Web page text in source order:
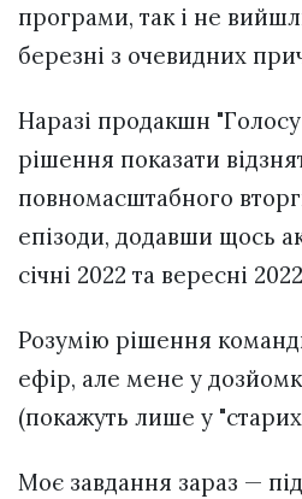
програми, так і не
березні з очевидних
Наразі продакшн
рішення показати
повномасштабного
епізоди, додавши щось
січні 2022 та вересні
Розумію рішення
ефір, але мене у
(покажуть лише у
Моє завдання зараз —